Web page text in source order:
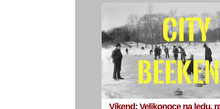
Víkend: Velikonoce na ledu,